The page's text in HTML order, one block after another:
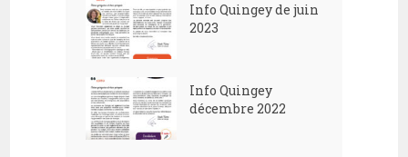
Info Quingey de juin
2023
Info Quingey
décembre 2022